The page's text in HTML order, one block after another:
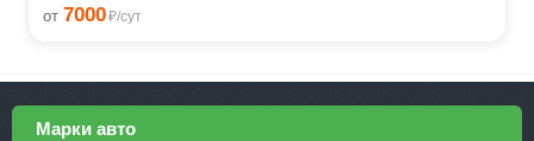
от 7000₽/сут
Марки авто